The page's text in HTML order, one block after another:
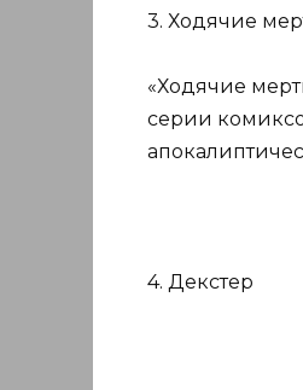
3. Ходячие
«Ходячие
серии
4. Декстер